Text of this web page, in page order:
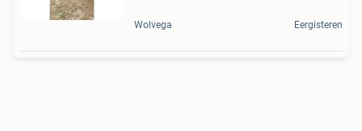
Wolvega Eergisteren